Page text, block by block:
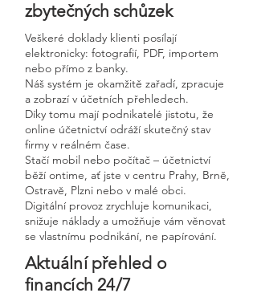
zbytečných schůzek
Veškeré doklady klienti posílají
elektronicky: fotografií, PDF, importem
nebo přímo z banky.
Náš systém je okamžitě zařadí, zpracuje
a zobrazí v účetních přehledech.
Díky tomu mají podnikatelé jistotu, že
online účetnictví odráží skutečný stav
firmy v reálném čase.
Stačí mobil nebo počítač – účetnictví
běží ontime, ať jste v centru Prahy, Brně,
Ostravě, Plzni nebo v malé obci.
Digitální provoz zrychluje komunikaci,
snižuje náklady a umožňuje vám věnovat
se vlastnímu podnikání, ne papírování.
Aktuální přehled o
financích 24/7